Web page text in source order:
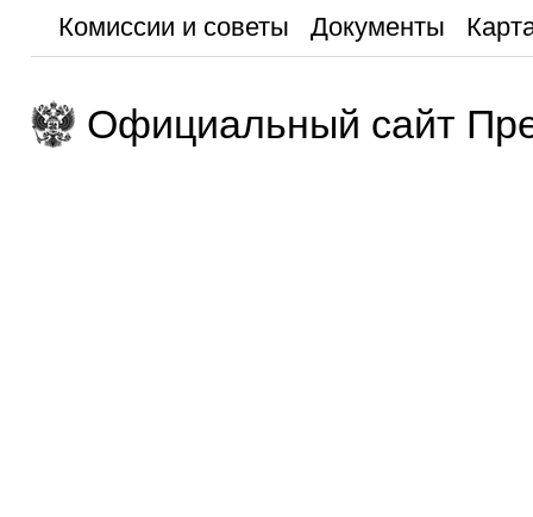
Комиссии и советы
Документы
Официальный сайт